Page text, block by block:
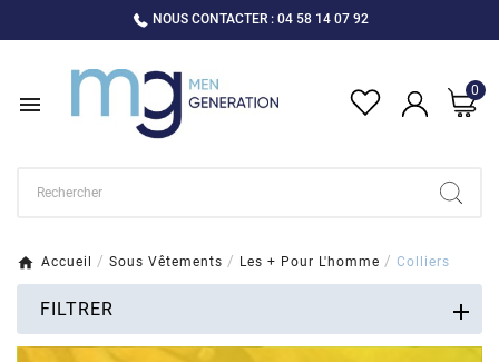
NOUS CONTACTER : 04 58 14 07 92

0
Accueil Sous Vêtements Les + Pour L'homme Colliers
FILTRER